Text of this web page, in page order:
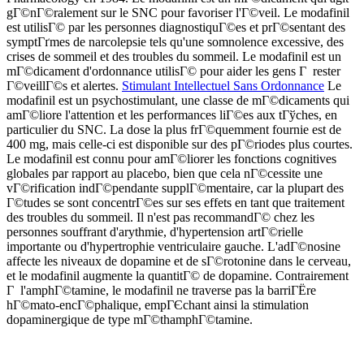
gГ©nГ©ralement sur le SNC pour favoriser l'Г©veil. Le modafinil
est utilisГ© par les personnes diagnostiquГ©es et prГ©sentant des
symptГґmes de narcolepsie tels qu'une somnolence excessive, des
crises de sommeil et des troubles du sommeil. Le modafinil est un
mГ©dicament d'ordonnance utilisГ© pour aider les gens Г rester
Г©veillГ©s et alertes. Stimulant Intellectuel Sans Ordonnance Le
modafinil est un psychostimulant, une classe de mГ©dicaments qui
amГ©liore l'attention et les performances liГ©es aux tГўches, en
particulier du SNC. La dose la plus frГ©quemment fournie est de
400 mg, mais celle-ci est disponible sur des pГ©riodes plus courtes.
Le modafinil est connu pour amГ©liorer les fonctions cognitives
globales par rapport au placebo, bien que cela nГ©cessite une
vГ©rification indГ©pendante supplГ©mentaire, car la plupart des
Г©tudes se sont concentrГ©es sur ses effets en tant que traitement
des troubles du sommeil. Il n'est pas recommandГ© chez les
personnes souffrant d'arythmie, d'hypertension artГ©rielle
importante ou d'hypertrophie ventriculaire gauche. L'adГ©nosine
affecte les niveaux de dopamine et de sГ©rotonine dans le cerveau,
et le modafinil augmente la quantitГ© de dopamine. Contrairement
Г l'amphГ©tamine, le modafinil ne traverse pas la barriГЁre
hГ©mato-encГ©phalique, empГЄchant ainsi la stimulation
dopaminergique de type mГ©thamphГ©tamine.